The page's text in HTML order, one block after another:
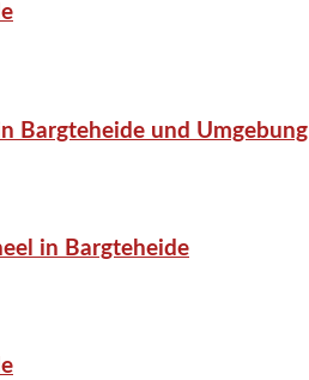
Bargteheide und Umgebung
in Bargteheide